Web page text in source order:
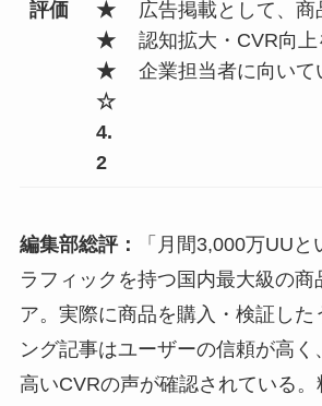
評価
★
★
★
☆
4.
2
広告掲載として、
認知拡大・CVR向
企業担当者に向いて
編集部総評：
「月間3,000万UU
ラフィックを持つ国内最大級の商
ア。実際に商品を購入・検証した
ング記事はユーザーの信頼が高く
高いCVRの声が確認されている